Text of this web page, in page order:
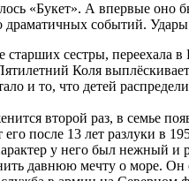
«Букет». А впервые оно
событий. Удары
старших сестры,
Коля
и то, что детей
второй раз, в семье
после 13 лет разлуки в
у него был нежный
давнюю мечту о море. Он